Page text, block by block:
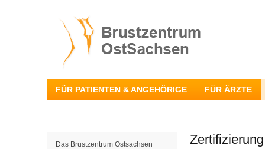
FÜR PATIENTEN & ANGEHÖRIGE FÜR ÄRZTE
Das Brustzentrum Ostsachsen Zertifizierung